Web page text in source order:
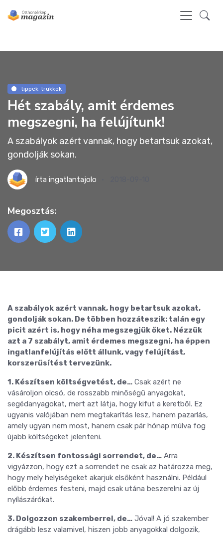
tippek-trükkök
Hét szabály, amit érdemes
megszegni, ha felújítunk!
A szabályok azért vannak, hogy betartsuk azokat,
gondolják sokan.
írta ingatlantajolo
Megosztás:
A szabályok azért vannak, hogy betartsuk azokat,
gondolják sokan. De többen hozzáteszik: talán egy
picit azért is, hogy néha megszegjük őket. Nézzük
azt a 7 szabályt, amit érdemes megszegni, ha éppen
ingatlanfelújítás előtt állunk, vagy felújítást,
korszerűsítést tervezünk.
1. Készítsen költségvetést, de… Csak azért ne
vásároljon olcsó, de rosszabb minőségű anyagokat,
segédanyagokat, mert azt látja, hogy kifut a keretből. Ez
ugyanis valójában nem megtakarítás lesz, hanem pazarlás,
amely ugyan nem most, hanem csak pár hónap múlva fog
újabb költségeket jelenteni.
2. Készítsen fontossági sorrendet, de… Arra
vigyázzon, hogy ezt a sorrendet ne csak az határozza meg,
hogy mely helyiségeket akarjuk elsőként használni. Például
előbb érdemes festeni, majd csak utána beszerelni az új
nyílászárókat.
3. Dolgozzon szakemberrel, de… Jóval! A jó szakember
drágább lesz valamivel, hiszen jobb anyagokkal dolgozik,